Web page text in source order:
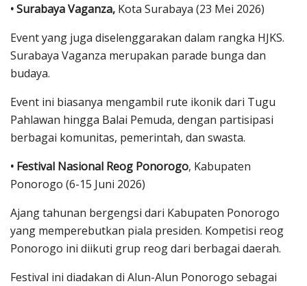
• Surabaya Vaganza, Kota Surabaya (23 Mei 2026)
Event yang juga diselenggarakan dalam rangka HJKS.
Surabaya Vaganza merupakan parade bunga dan
budaya.
Event ini biasanya mengambil rute ikonik dari Tugu
Pahlawan hingga Balai Pemuda, dengan partisipasi
berbagai komunitas, pemerintah, dan swasta.
• Festival Nasional Reog Ponorogo, Kabupaten
Ponorogo (6-15 Juni 2026)
Ajang tahunan bergengsi dari Kabupaten Ponorogo
yang memperebutkan piala presiden. Kompetisi reog
Ponorogo ini diikuti grup reog dari berbagai daerah.
Festival ini diadakan di Alun-Alun Ponorogo sebagai